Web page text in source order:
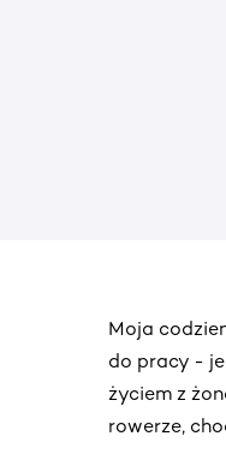
Moja
do pracy -
życiem z
rowerze,